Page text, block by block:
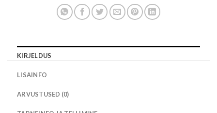
KIRJELDUS
LISAINFO
ARVUSTUSED (0)